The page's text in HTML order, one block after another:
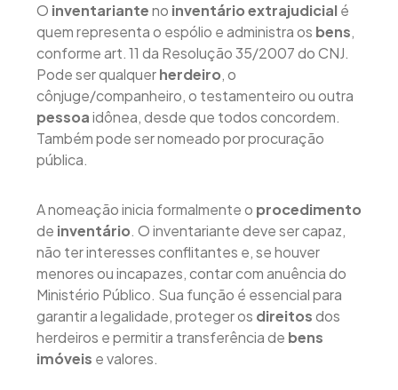
O inventarianteno inventário extrajudicialé
quem representa o espólio e administra os bens,
conforme art. 11 da Resolução 35/2007 do CNJ.
Pode ser qualquerherdeiro, o
cônjuge/companheiro, o testamenteiro ou outra
pessoaidônea, desde que todos concordem.
Também pode ser nomeado por procuração
pública.
A nomeação inicia formalmente o procedimento
de inventário. O inventariante deve ser capaz,
não ter interesses conflitantes e, se houver
menores ou incapazes, contar com anuência do
Ministério Público. Sua função é essencial para
garantir a legalidade, proteger os direitosdos
herdeiros e permitir a transferência de bens
imóveis e valores.